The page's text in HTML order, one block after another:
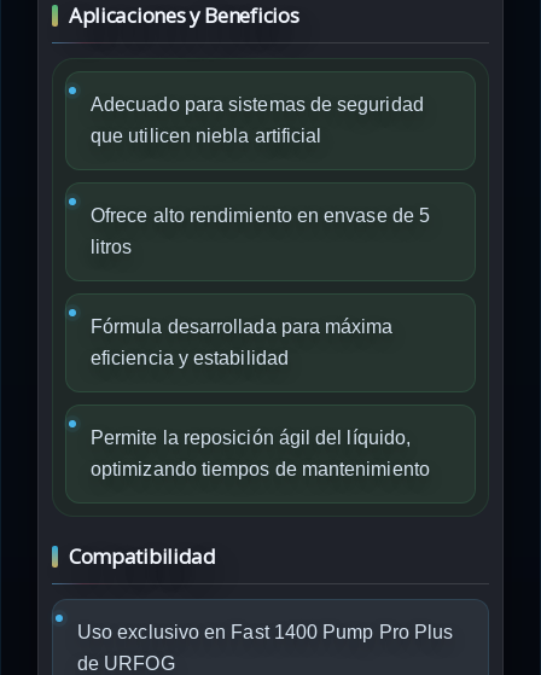
Aplicaciones y Beneficios
Adecuado para sistemas de seguridad
que utilicen niebla artificial
Ofrece alto rendimiento en envase de 5
litros
Fórmula desarrollada para máxima
eficiencia y estabilidad
Permite la reposición ágil del líquido,
optimizando tiempos de mantenimiento
Compatibilidad
Uso exclusivo en Fast 1400 Pump Pro Plus
de URFOG